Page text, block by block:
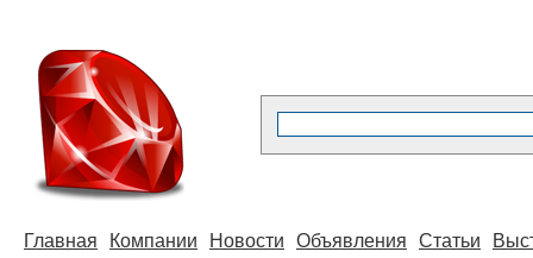
Главная Компании Новости Объявления Статьи